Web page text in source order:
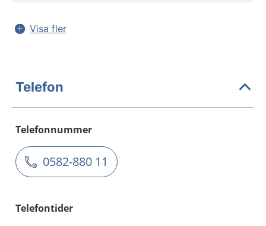
Visa fler
Telefon
Telefonnummer
0582-880 11
Telefontider